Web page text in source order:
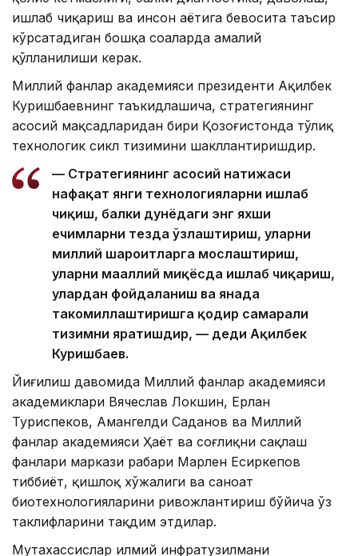
ишлаб чиқариш ва инсон ҳаётига бевосита таъсир
кўрсатадиган бошқа соҳаларда амалий
қўлланилиши керак.
Миллий фанлар академияси президенти Ақилбек
Куришбаевнинг таъкидлашича, стратегиянинг
асосий мақсадларидан бири Қозоғистонда тўлиқ
технологик сикл тизимини шакллантиришдир.
— Стратегиянинг асосий натижаси
нафақат янги технологияларни ишлаб
чиқиш, балки дунёдаги энг яхши
ечимларни тезда ўзлаштириш, уларни
миллий шароитларга мослаштириш,
уларни маҳаллий миқёсда ишлаб чиқариш,
улардан фойдаланиш ва янада
такомиллаштиришга қодир самарали
тизимни яратишдир, — деди Ақилбек
Куришбаев.
Йиғилиш давомида Миллий фанлар академияси
академиклари Вячеслав Локшин, Ерлан
Туриспеков, Амангелди Саданов ва Миллий
фанлар академияси Ҳаёт ва соғлиқни сақлаш
фанлари маркази раҳбари Марлен Есиркепов
тиббиёт, қишлоқ хўжалиги ва саноат
биотехнологияларини ривожлантириш бўйича ўз
таклифларини тақдим этдилар.
Мутахассислар илмий инфратузилмани